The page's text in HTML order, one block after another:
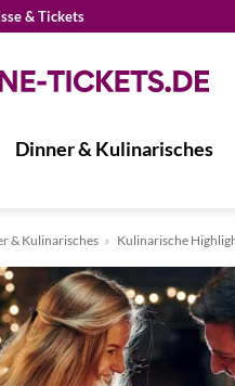
& Tickets
Dinner & Kulinarisches
& Kulinarisches » Kulinarische